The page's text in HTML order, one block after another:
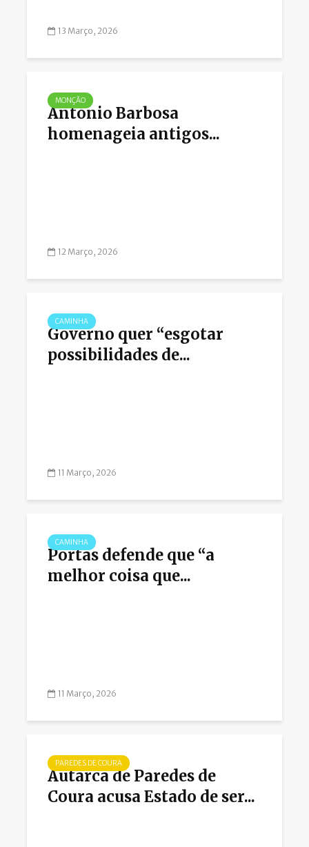
13 Março, 2026
MONÇÃO
António Barbosa
homenageia antigos...
12 Março, 2026
CAMINHA
Governo quer “esgotar
possibilidades de...
11 Março, 2026
CAMINHA
Portas defende que “a
melhor coisa que...
11 Março, 2026
PAREDES DE COURA
Autarca de Paredes de
Coura acusa Estado de ser...